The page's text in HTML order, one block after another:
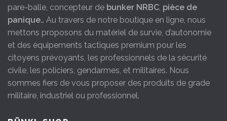
pare-balle, concepteur de bunker NRBC pièce de
panique… Au travers de notre boutique en ligne, nous
mettons proposons du matériel de survie, d’autonomie
et des équipements tactiques premium pour les
citoyens prévoyants, les professionnels de la sécurité
civile, les policiers, gendarmes, et militaires. Nous
sommes fiers de vous proposer des produits de grade
militaire, industriel ou professionnel.